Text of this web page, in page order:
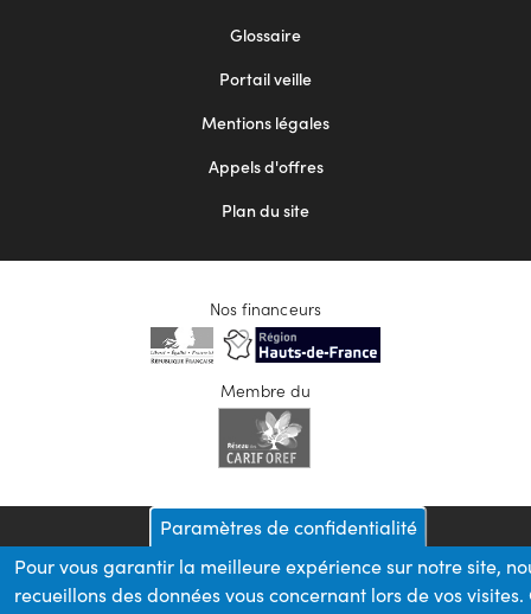
Glossaire
Portail veille
Mentions légales
Appels d'offres
Plan du site
Nos financeurs
Membre du
Paramètres de confidentialité
Pour vous garantir la meilleure expérience sur notre site,
recueillons des données vous concernant lors de vos visites.